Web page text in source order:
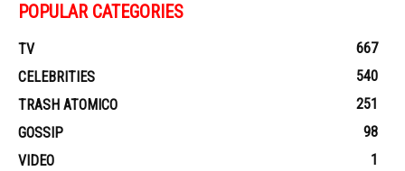
POPULAR CATEGORIES
TV
667
CELEBRITIES
540
TRASH ATOMICO
251
GOSSIP
98
VIDEO
1